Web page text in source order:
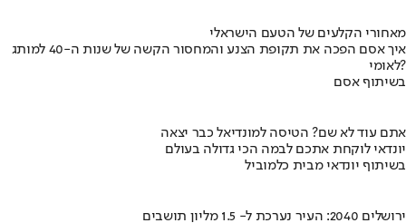
מאחורי הקלעים של הטעם הישראלי
איך אסם הפכה את תקופת הצנע והמחסור הקשה של שנות ה-40 למותג
לאומי?
בשיתוף אסם
אתם עוד לא שם? הטיסה למונדיאל כבר יצאה
יונדאי לוקחת אתכם לבמה הכי גדולה בעולם
בשיתוף יונדאי מבית כלמוביל
ירושלים 2040: העיר נערכת ל- 1.5 מליון תושבים